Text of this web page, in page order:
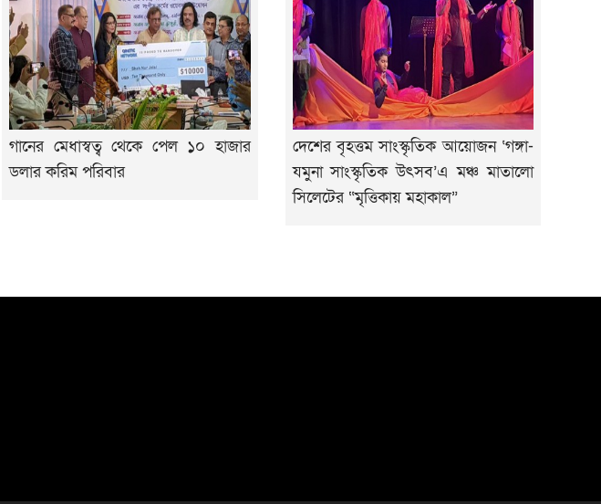
গানের মেধাস্বত্ব থেকে পেল ১০ হাজার
ডলার করিম পরিবার
দেশের বৃহত্তম সাংস্কৃতিক আয়োজন ‘গঙ্গা-
যমুনা সাংস্কৃতিক উৎসব’এ মঞ্চ মাতালো
সিলেটের “মৃত্তিকায় মহাকাল”